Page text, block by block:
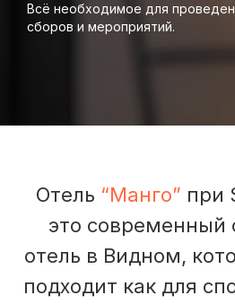
Всё необходимое для
сборов и мероприятий.
Отель “Манго” при
это современный
отель в Видном,
подходит как для